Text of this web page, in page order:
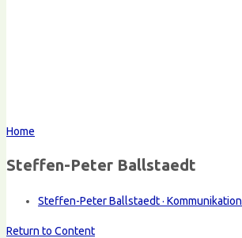
Home
Steffen-Peter Ballstaedt
Steffen-Peter Ballstaedt · Kommunikation
Return to Content